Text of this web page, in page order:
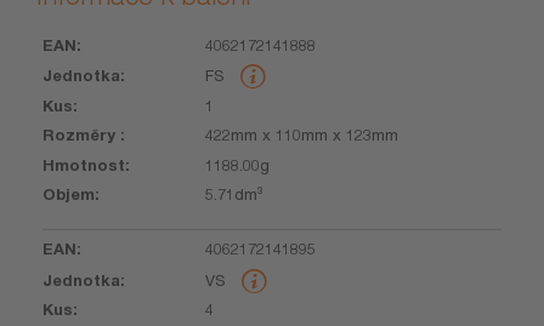
EAN Kus Rozměry
4062172141888
FS
1
422mm x 110mm x 123mm
1188.00g
5.71dm³
4062172141895
VS
4